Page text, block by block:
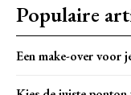
Populaire
Een make-over voor